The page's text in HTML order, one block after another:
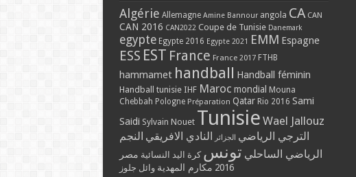
Algérie Allemagne Amine Bannour angola CA CAN
CAN 2016 CAN2022 Coupe de Tunisie Danemark
egypte Egypte 2016 Egypte 2021 EMM Espagne
ESS EST France France 2017 FTHB
hammamet handball Handball féminin
Handball tunisie IHF Maroc mondial Mouna
Chebbah Pologne Préparation Qatar Rio 2016 Sami
Saidi Sylvain Nouet Tunisie Wael Jallouz
الترجي الرياضي الجزائر النادي الافريقي النجم
الرياضي الساحلي تونس كرة اليد النسائية مصر
2016 مكارم المهدية وائل جلوز